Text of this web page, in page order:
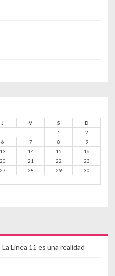
J V S
D
1
2
6 7 8
9
13 14 15
16
20 21 22
23
27 28 29
30
Línea 11 es una realidad